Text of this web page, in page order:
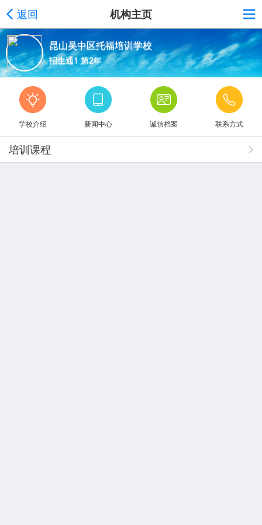
返回 机构主页
昆山吴中区托福培训学校
招生通1 第2年
学校介绍 新闻中心 诚信档案 联系方式
培训课程